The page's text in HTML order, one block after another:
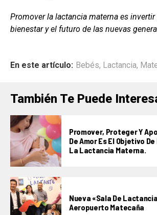
Promover la lactancia materna es invertir
bienestar y el futuro de las nuevas
En este artículo: Bebés, Lactancia,
También Te Puede
Promover, Proteger Y
De Amor Es El Objetivo
La Lactancia Materna.
Nueva «Sala De
Aeropuerto Matecaña